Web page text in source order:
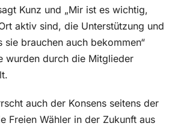
Kunz und „Mir ist es wichtig,
aktiv sind, die Unterstützung und
brauchen auch bekommen“
wurden durch die Mitglieder
auch der Konsens seitens der
Freien Wähler in der Zukunft aus